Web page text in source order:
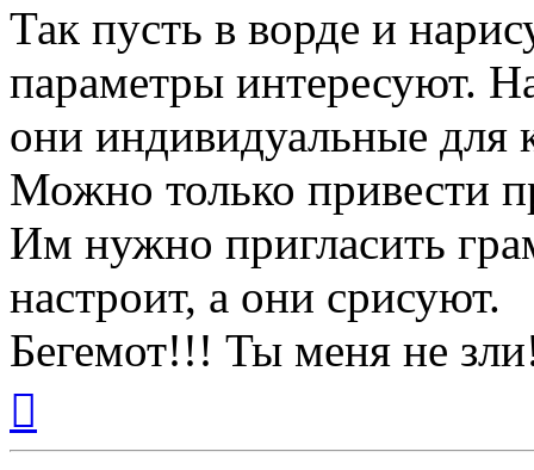
Так пусть в ворде и
параметры интересуют.
они индивидуальные
Можно только привести
Им нужно пригласить
настроит, а они срисуют.
Бегемот!!! Ты меня не
началу